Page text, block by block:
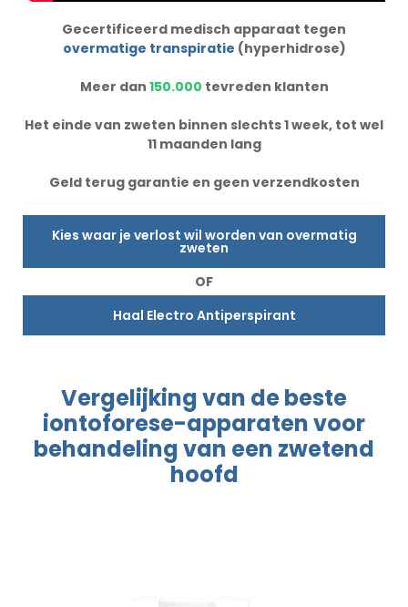
Gecertificeerd medisch apparaat tegen
overmatige transpiratie (hyperhidrose)
Meer dan 150.000 tevreden klanten
Het einde van zweten binnen slechts 1 week, tot wel
11 maanden lang
Geld terug garantie en geen verzendkosten
Kies waar je verlost wil worden van overmatig
zweten
OF
Haal Electro Antiperspirant
Vergelijking van de beste
iontoforese-apparatenvoor
behandelingvan een zwetend
hoofd